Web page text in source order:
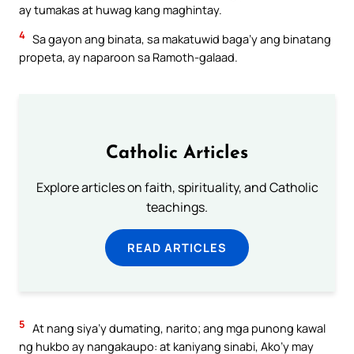
ay tumakas at huwag kang maghintay.
4 Sa gayon ang binata, sa makatuwid baga’y ang binatang
propeta, ay naparoon sa Ramoth-galaad.
Catholic Articles
Explore articles on faith, spirituality, and Catholic
teachings.
READ ARTICLES
5 At nang siya’y dumating, narito; ang mga punong kawal
ng hukbo ay nangakaupo: at kaniyang sinabi, Ako’y may